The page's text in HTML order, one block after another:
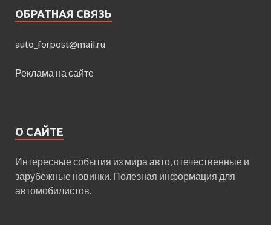
ОБРАТНАЯ СВЯЗЬ
auto_forpost@mail.ru
Реклама на сайте
О САЙТЕ
Интересные события из мира авто, отечественные и
зарубежные новинки. Полезная информация для
автомобилистов.